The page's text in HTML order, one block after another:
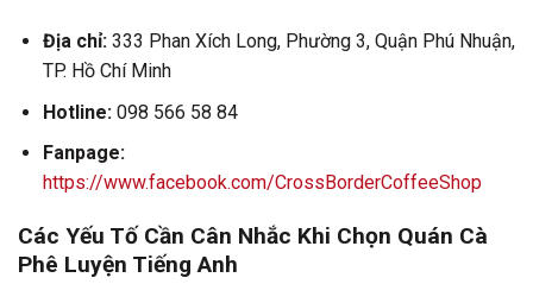
Địa chỉ:333 Phan Xích Long, Phường 3, Quận Phú Nhuận,
TP. Hồ Chí Minh
Hotline:098 566 58 84
Fanpage:
https://www.facebook.com/CrossBorderCoffeeShop
Các Yếu Tố Cần Cân Nhắc Khi Chọn Quán Cà
Phê Luyện Tiếng Anh